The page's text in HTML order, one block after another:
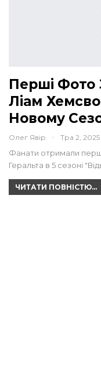
Перші Фото
Ліам
Новому
Олег Явір Тра 2, 2025
Фанати отримали
Геральта в 5 сезоні
ЧИТАТИ ПОВНІСТЮ...